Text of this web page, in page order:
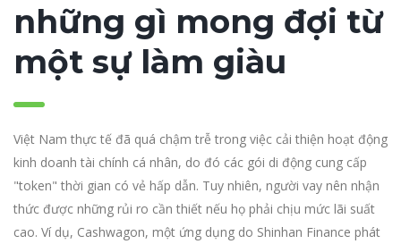
những gì mong đợi từ
một sự làm giàu
Việt Nam thực tế đã quá chậm trễ trong việc cải thiện hoạt động
kinh doanh tài chính cá nhân, do đó các gói di động cung cấp
"token" thời gian có vẻ hấp dẫn. Tuy nhiên, người vay nên nhận
thức được những rủi ro cần thiết nếu họ phải chịu mức lãi suất
cao. Ví dụ, Cashwagon, một ứng dụng do Shinhan Finance phát